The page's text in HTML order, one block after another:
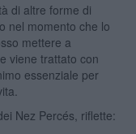
di altre forme di
nel momento che lo
mettere a
viene trattato con
essenziale per
Nez Percés, riflette: